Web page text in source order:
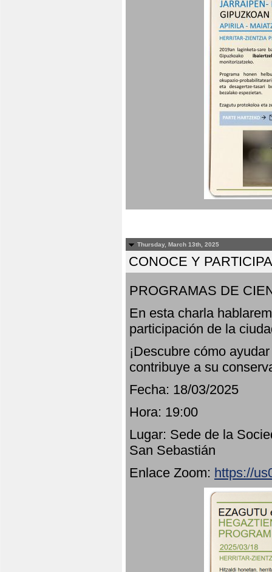
Thursday, March 13th, 2025
CONOCE Y
PROGRAMAS DE
En esta charla
participación de la
¡Descubre cómo
contribuye a su
Fecha: 18/03/2025
Hora: 19:00
Lugar: Sede de la
San Sebastián
Enlace Zoom: https://